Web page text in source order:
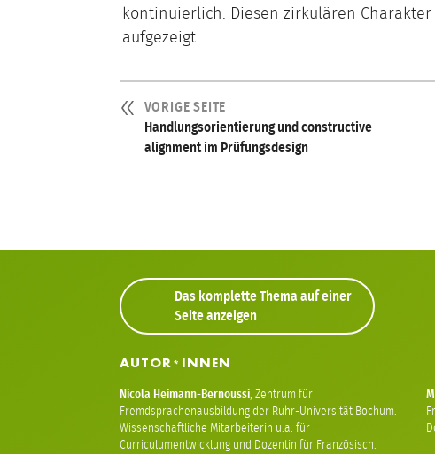
kontinuierlich. Diesen zirkulären
aufgezeigt.
VORIGE SEITE
Handlungsorientierung und constructive
alignment im Prüfungsdesign
Das komplette Thema auf einer
Seite anzeigen
AUTOR* INNEN
Nicola Heimann-Bernoussi, Zentrum für
Fremdsprachenausbildung der Ruhr-Universität Bochum.
Wissenschaftliche Mitarbeiterin u.a. für
Curriculumentwicklung und Dozentin für Französisch.